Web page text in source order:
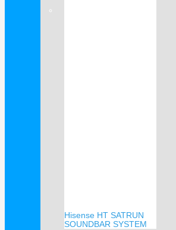
Hisense HT SATRUN
SOUNDBAR SYSTEM